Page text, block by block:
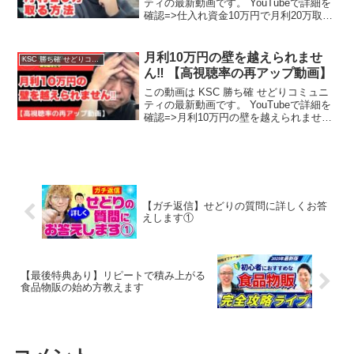
ティの最新動画です。 YouTubeで詳細を
確認=>仕入れ資金10万円で月利20万取る
KSC 勝ち確 せどりコミュニティ
月利10万円の壁を越えられませ
ん‼ 【高視聴率の再アップ動画】
この動画は KSC 勝ち確 せどりコミュニ
ティの最新動画です。 YouTubeで詳細を
確認=>月利10万円の壁を越えられませ
【ガチ返信】せどりの質問に詳しくお答
えします①
【最後特典あり】リピートで積み上がる
食品物販の始め方教えます